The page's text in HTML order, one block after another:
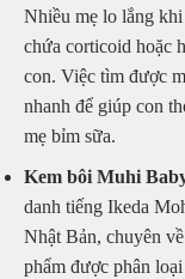
Nhiều mẹ lo lắng
chứa corticoid hoặc
con. Việc tìm được
nhanh để giúp con
mẹ bỉm sữa.
Kem bôi Muhi
danh tiếng Ikeda
Nhật Bản, chuyên
phẩm được phân